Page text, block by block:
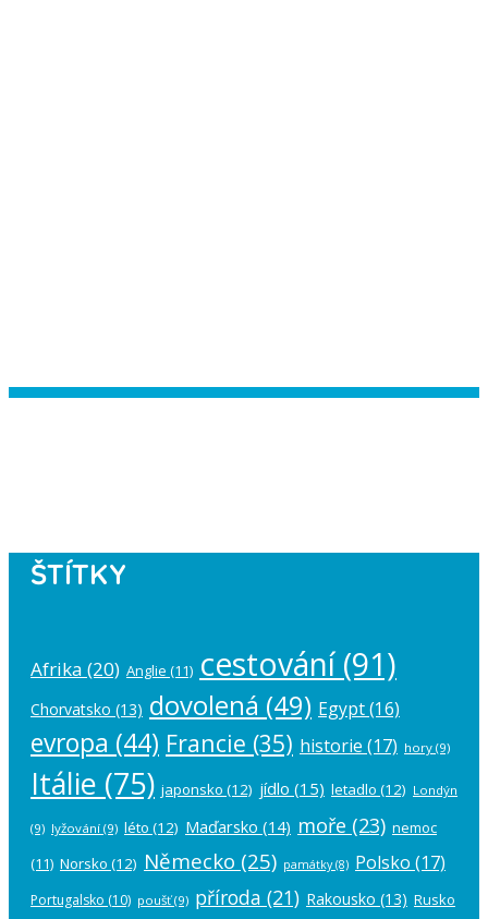
ŠTÍTKY
Afrika (20) Anglie (11) cestování(91)
Chorvatsko (13) dovolená (49) Egypt(16)
evropa (44) Francie (35) historie (17) hory (9)
Itálie (75) japonsko (12) jídlo (15) letadlo (12) Londýn
(9) lyžování (9) léto (12) Maďarsko (14) moře (23) nemoc
(11) Norsko (12) Německo (25) památky(8) Polsko (17)
Portugalsko (10) poušť(9) příroda (21) Rakousko (13) Rusko